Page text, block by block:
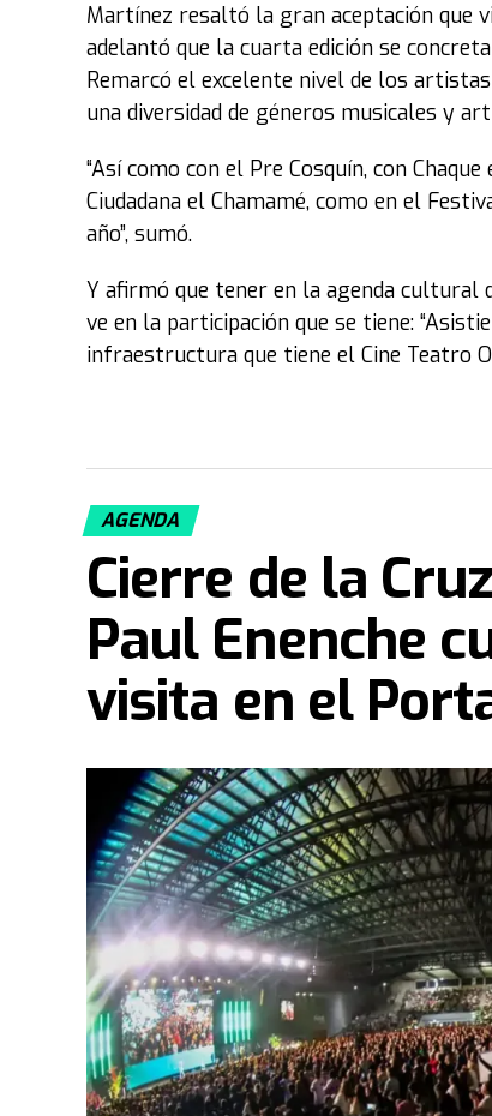
Martínez resaltó la gran aceptación que
adelantó que la cuarta edición se
Remarcó el excelente nivel de los
una diversidad de géneros musicales y
“Así como con el Pre Cosquín, con
Ciudadana el Chamamé, como en el
año”, sumó.
Y afirmó que tener en la agenda cultural
ve en la participación que se tiene:
infraestructura que tiene el Cine Teatro
AGENDA
Cierre de la
Paul Enenche
visita en el